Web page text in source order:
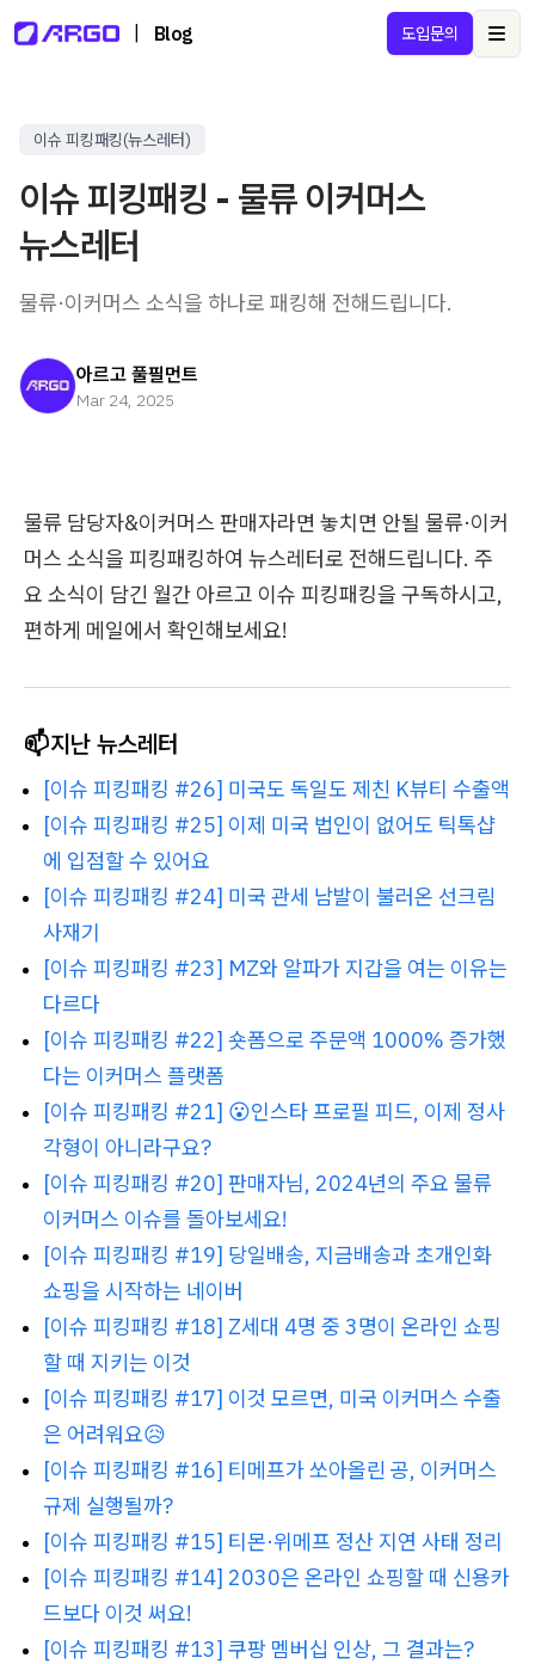
Blog 도입문의
이슈 피킹패킹(뉴스레터)
이슈 피킹패킹 - 물류 이커머스
뉴스레터
물류·이커머스 소식을 하나로 패킹해 전해드립니다.
아르고 풀필먼트
Mar 24, 2025
물류 담당자&이커머스 판매자라면 놓치면 안될 물류·이커
머스 소식을 피킹패킹하여 뉴스레터로 전해드립니다. 주
요 소식이 담긴 월간 아르고 이슈 피킹패킹을 구독하시고,
편하게 메일에서 확인해보세요!
📫지난 뉴스레터
[이슈 피킹패킹 #26] 미국도 독일도 제친 K뷰티 수출액
[이슈 피킹패킹 #25] 이제 미국 법인이 없어도 틱톡샵
에 입점할 수 있어요
[이슈 피킹패킹 #24] 미국 관세 남발이 불러온 선크림
사재기
[이슈 피킹패킹 #23] MZ와 알파가 지갑을 여는 이유는
다르다
[이슈 피킹패킹 #22] 숏폼으로 주문액 1000% 증가했
다는 이커머스 플랫폼
[이슈 피킹패킹 #21] 😮인스타 프로필 피드, 이제 정사
각형이 아니라구요?
[이슈 피킹패킹 #20] 판매자님, 2024년의 주요 물류
이커머스 이슈를 돌아보세요!
[이슈 피킹패킹 #19] 당일배송, 지금배송과 초개인화
쇼핑을 시작하는 네이버
[이슈 피킹패킹 #18] Z세대 4명 중 3명이 온라인 쇼핑
할 때 지키는 이것
[이슈 피킹패킹 #17] 이것 모르면, 미국 이커머스 수출
은 어려워요😥
[이슈 피킹패킹 #16] 티메프가 쏘아올린 공, 이커머스
규제 실행될까?
[이슈 피킹패킹 #15] 티몬·위메프 정산 지연 사태 정리
[이슈 피킹패킹 #14] 2030은 온라인 쇼핑할 때 신용카
드보다 이것 써요!
[이슈 피킹패킹 #13] 쿠팡 멤버십 인상, 그 결과는?